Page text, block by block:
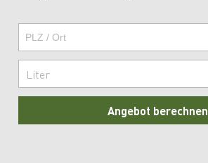
Angebot berechnen